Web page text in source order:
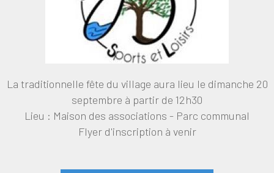
La traditionnelle fête du village aura lieu le dimanche 20
septembre à partir de 12h30
Lieu : Maison des associations - Parc communal
Flyer d'inscription à venir